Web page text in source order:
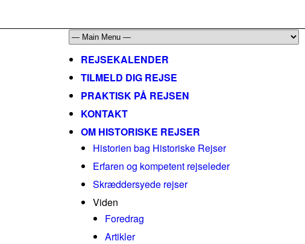
REJSEKALENDER
TILMELD DIG REJSE
PRAKTISK PÅ REJSEN
KONTAKT
OM HISTORISKE REJSER
Historien bag Historiske Rejser
Erfaren og kompetent rejseleder
Skræddersyede rejser
Viden
Foredrag
Artikler